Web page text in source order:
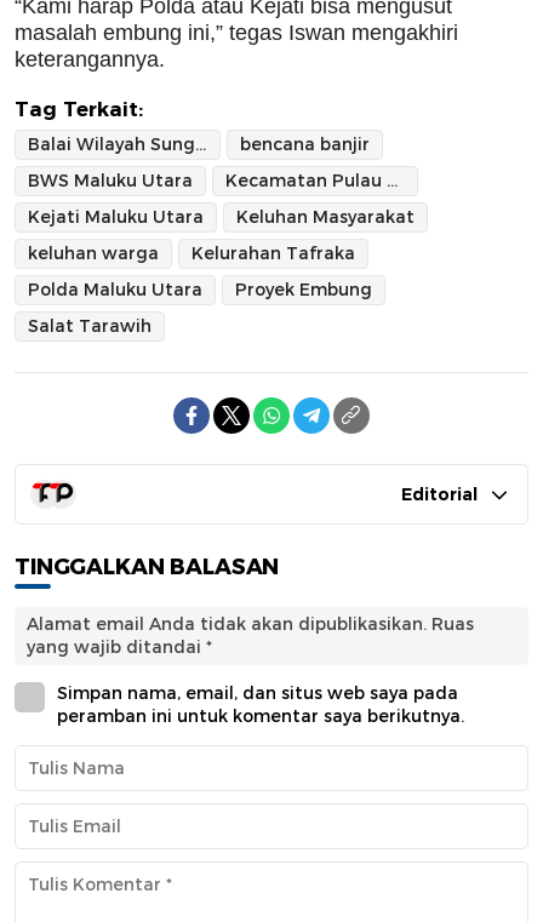
“Kami harap Polda atau Kejati bisa mengusut
masalah embung ini,” tegas Iswan mengakhiri
keterangannya.
Tag Terkait:
Balai Wilayah Sungai
bencana banjir
BWS Maluku Utara
Kecamatan Pulau Hiri
Kejati Maluku Utara
Keluhan Masyarakat
keluhan warga
Kelurahan Tafraka
Polda Maluku Utara
Proyek Embung
Salat Tarawih
Editorial
TINGGALKAN BALASAN
Alamat email Anda tidak akan dipublikasikan. Ruas
yang wajib ditandai *
Simpan nama, email, dan situs web saya pada
peramban ini untuk komentar saya berikutnya.